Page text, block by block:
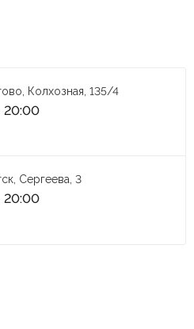
Колхозная, 135/4
20:00
Сергеева, 3
20:00